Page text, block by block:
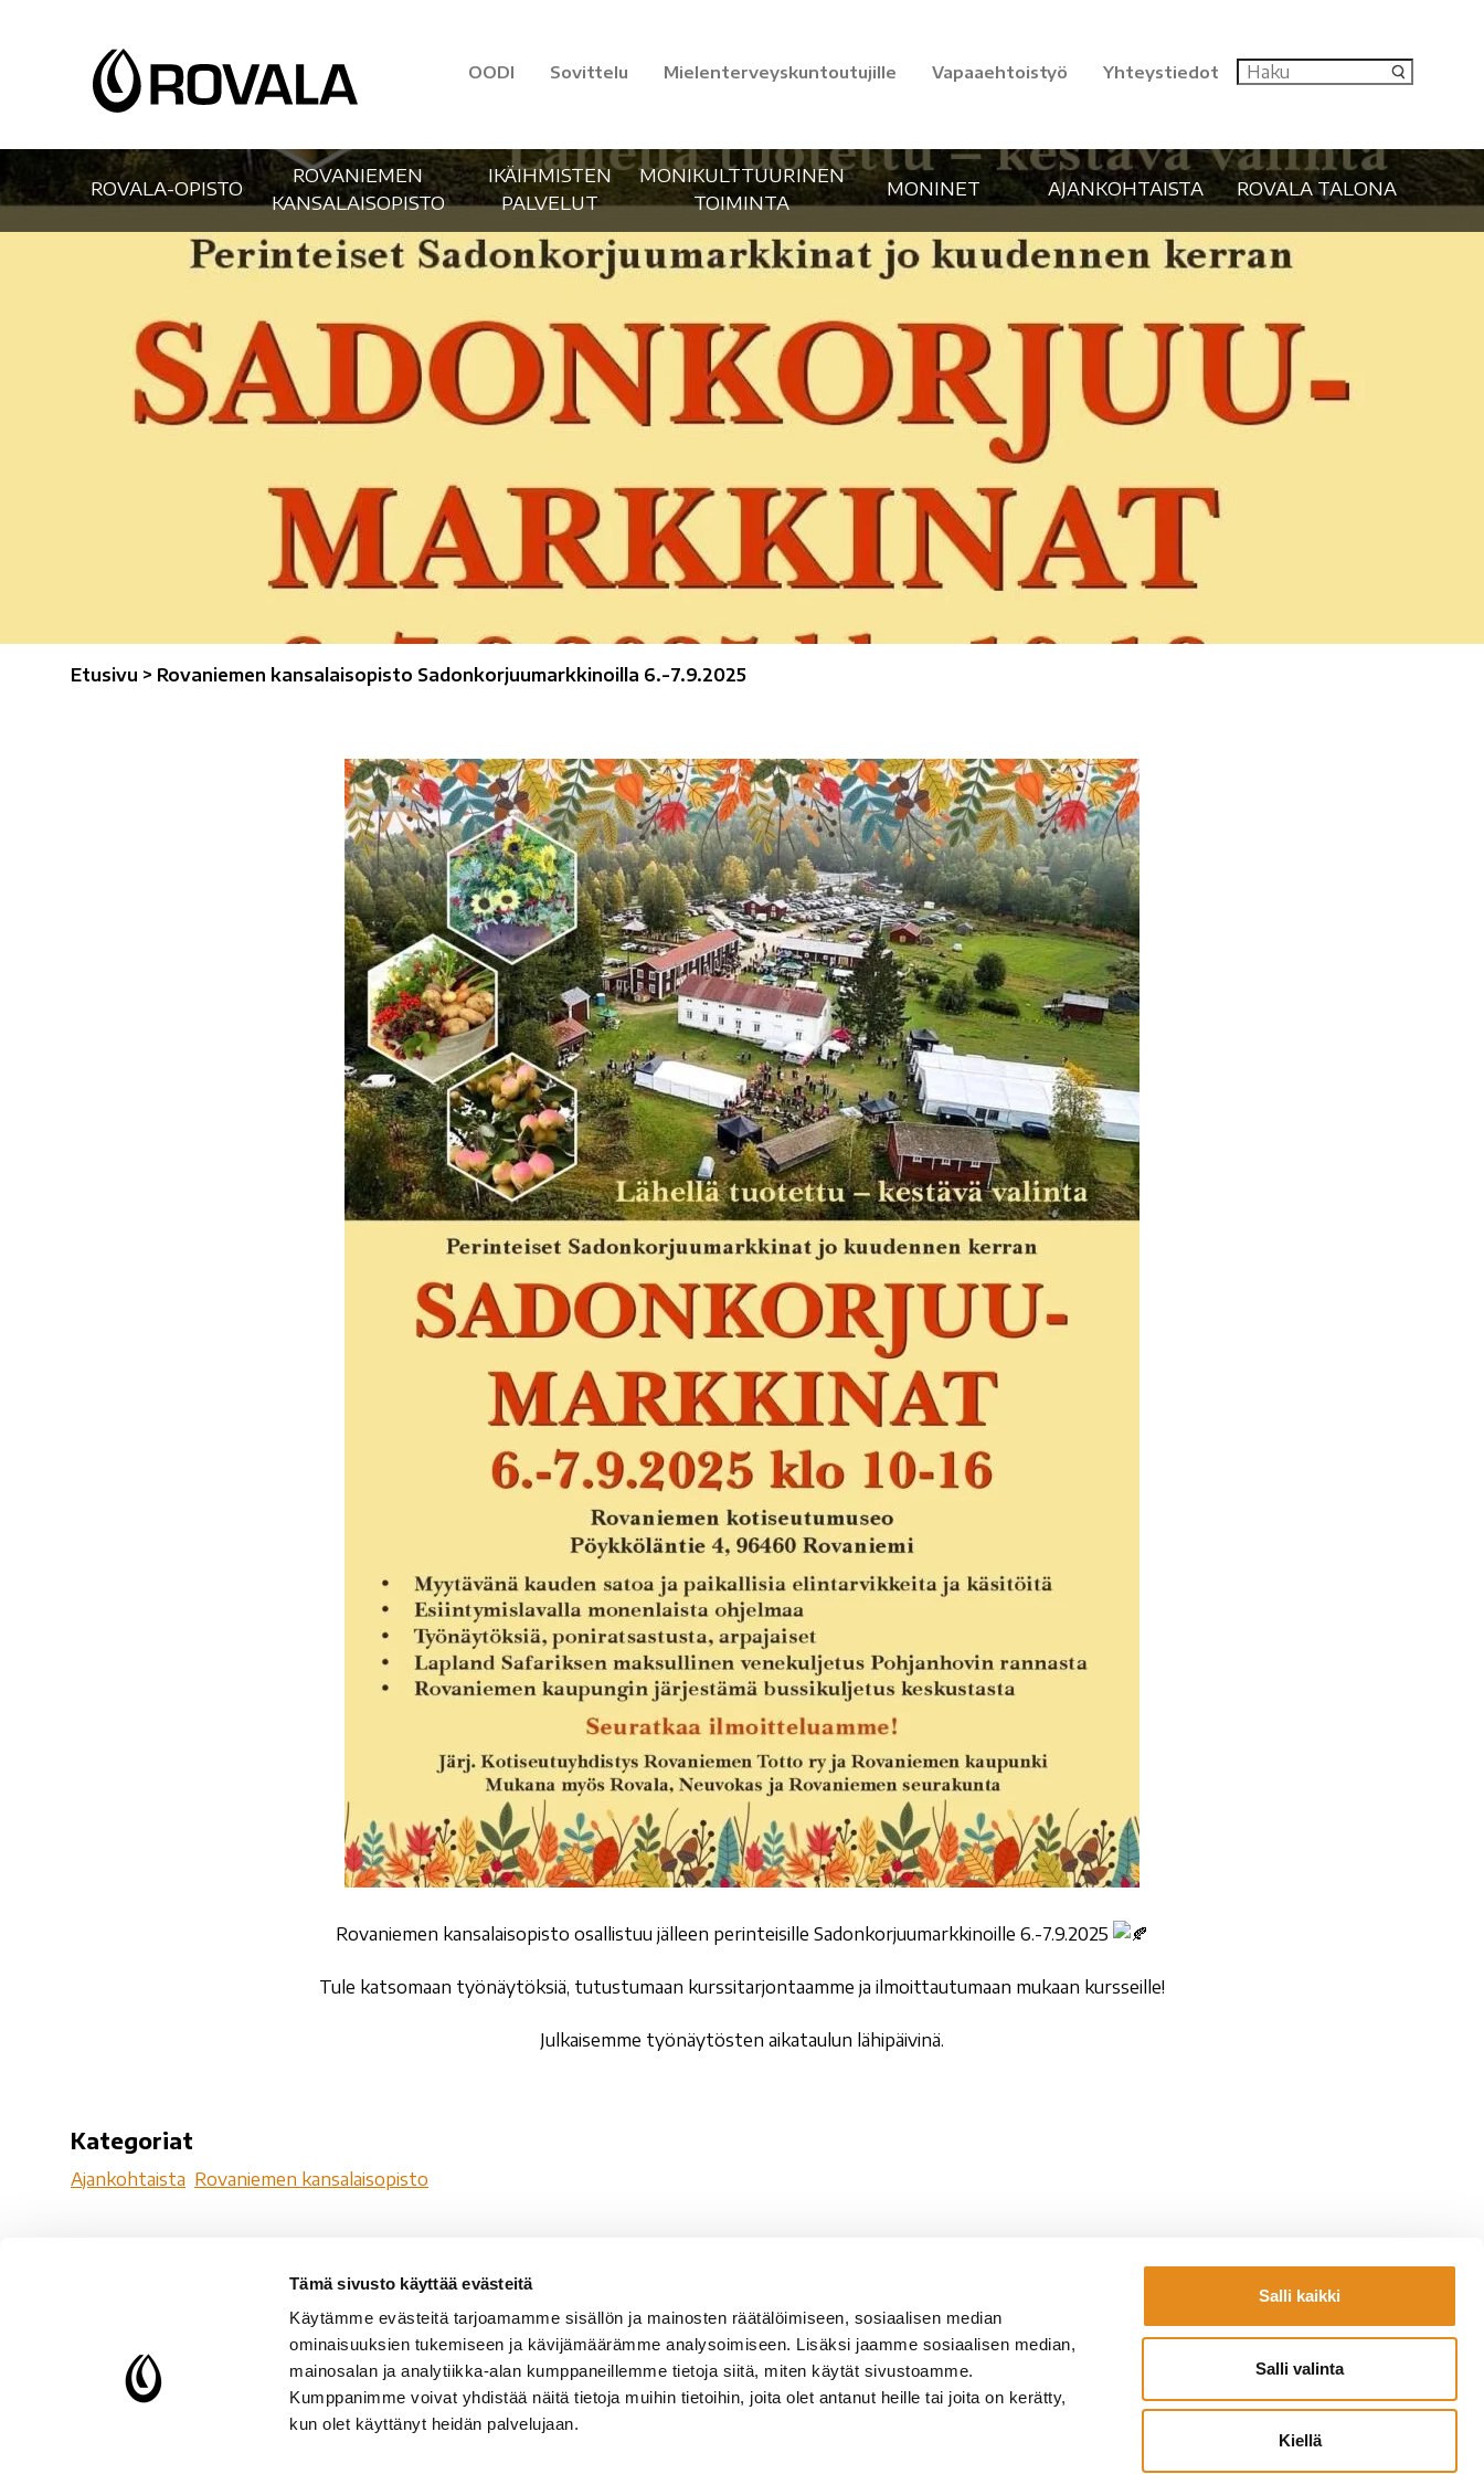
Tämä sivusto käyttää evästeitä
Käytämme evästeitä tarjoamamme sisällön ja mainosten räätälöimiseen, sosiaalisen median
ominaisuuksien tukemiseen ja kävijämäärämme analysoimiseen. Lisäksi jaamme sosiaalisen median,
mainosalan ja analytiikka-alan kumppaneillemme tietoja siitä, miten käytät sivustoamme.
Kumppanimme voivat yhdistää näitä tietoja muihin tietoihin, joita olet antanut heille tai joita on kerätty,
kun olet käyttänyt heidän palvelujaan.
Salli kaikki
Salli valinta
Kiellä
OODI Sovittelu Mielenterveyskuntoutujille Vapaaehtoistyö Yhteystiedot
ROVALA-OPISTO
ROVANIEMEN
KANSALAISOPISTO
IKÄIHMISTEN
PALVELUT
MONIKULTTUURINEN
TOIMINTA
MONINET AJANKOHTAISTA ROVALA TALONA
Etusivu > Rovaniemen kansalaisopisto Sadonkorjuumarkkinoilla 6.-7.9.2025
Rovaniemen kansalaisopisto osallistuu jälleen perinteisille Sadonkorjuumarkkinoille 6.-7.9.2025
Tule katsomaan työnäytöksiä, tutustumaan kurssitarjontaamme ja ilmoittautumaan mukaan kursseille!
Julkaisemme työnäytösten aikataulun lähipäivinä.
Kategoriat
Ajankohtaista Rovaniemen kansalaisopisto
Rovalan Setlementti ry
Rovala 5
96100 Rovaniemi
Y-tunnus: 0210668-5
Sähköpostit
etunimi.sukunimi@rovala.fi
rovala-opisto@rovala.fi
kansalaisopisto@rovala.fi
Laskutustiedot